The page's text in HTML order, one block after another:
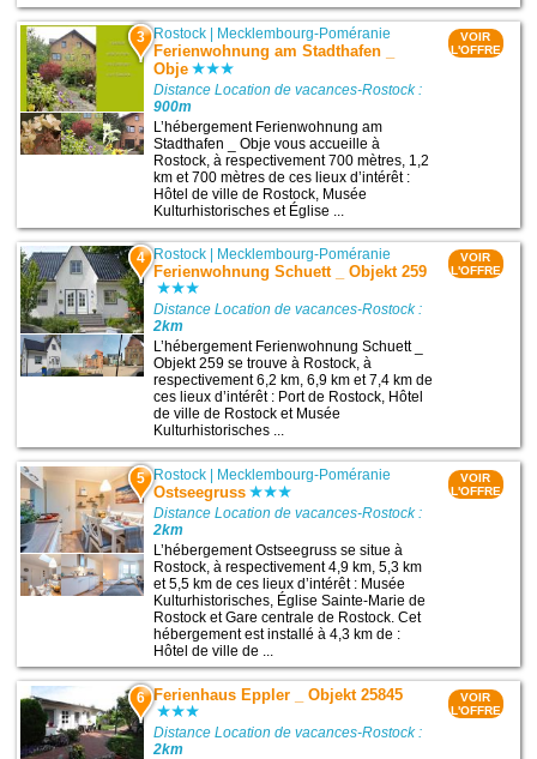
3 Rostock Mecklembourg-Poméranie
Ferienwohnung am Stadthafen _
Obje
Distance Location de vacances-Rostock :
900m
L’hébergement Ferienwohnung am
Stadthafen _ Obje vous accueille à
Rostock, à respectivement 700 mètres, 1,2
km et 700 mètres de ces lieux d’intérêt :
Hôtel de ville de Rostock, Musée
Kulturhistorisches et Église ...
VOIR
L'OFFRE
4 Rostock Mecklembourg-Poméranie
Ferienwohnung Schuett _ Objekt 259
Distance Location de vacances-Rostock :
2km
L’hébergement Ferienwohnung Schuett _
Objekt 259 se trouve à Rostock, à
respectivement 6,2 km, 6,9 km et 7,4 km de
ces lieux d’intérêt : Port de Rostock, Hôtel
de ville de Rostock et Musée
Kulturhistorisches ...
VOIR
L'OFFRE
5 Rostock | Mecklembourg-Poméranie
Ostseegruss
Distance Location de vacances-Rostock :
2km
L’hébergement Ostseegruss se situe à
Rostock, à respectivement 4,9 km, 5,3 km
et 5,5 km de ces lieux d’intérêt : Musée
Kulturhistorisches, Église Sainte-Marie de
Rostock et Gare centrale de Rostock. Cet
hébergement est installé à 4,3 km de :
Hôtel de ville de ...
VOIR
L'OFFRE
6 Ferienhaus Eppler _ Objekt 25845
Distance Location de vacances-Rostock :
2km
VOIR
L'OFFRE